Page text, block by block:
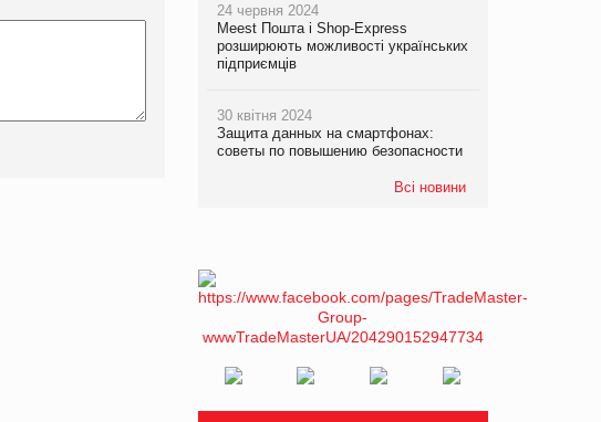
24 червня 2024
Meest Пошта і Shop-Express
розширюють можливості українських
підприємців
30 квітня 2024
Защита данных на смартфонах:
советы по повышению безопасности
Всі новини